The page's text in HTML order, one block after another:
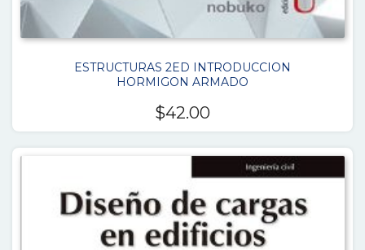
ESTRUCTURAS 2ED INTRODUCCION
HORMIGON ARMADO
$42.00